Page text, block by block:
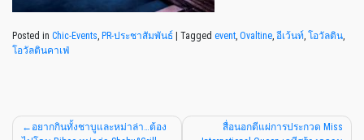
Posted in Chic-Events, PR-ประชาสัมพันธ์ Tagged event, Ovaltine, อีเว้นท์, โอวัลติน,
โอวัลตินคาเฟ่
อยากกินทั้งชาบูและหม่าล่า…ต้อง
สื่อนอกตีแผ่การประกวด Miss